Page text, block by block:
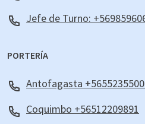
Jefe de Turno:
PORTERÍA
Antofagasta
Coquimbo +56512209891